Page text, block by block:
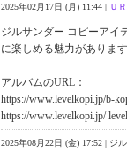
2025年02月17日 (月) 11:44 | Ｕ
ジルサンダー コピーアイ
に楽しめる魅力がありま
アルバムのURL：
https://www.levelkopi.jp/b-
https://www.levelkopi.jp/
2025年08月22日 (金) 17:52 | ジ